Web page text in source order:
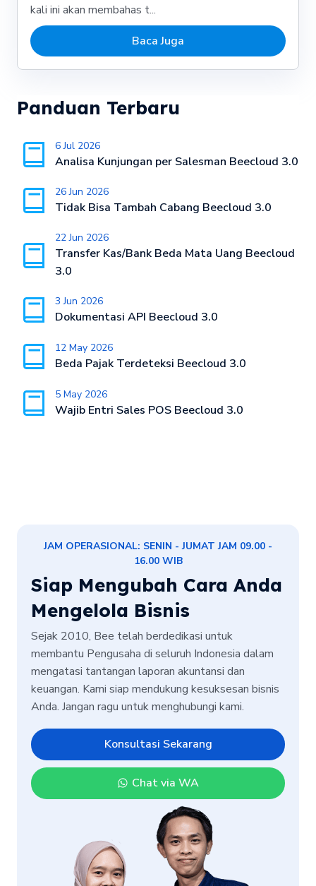
kali ini akan membahas t...
Baca Juga
Panduan Terbaru
6 Jul 2026
Analisa Kunjungan per Salesman Beecloud 3.0
26 Jun 2026
Tidak Bisa Tambah Cabang Beecloud 3.0
22 Jun 2026
Transfer Kas/Bank Beda Mata Uang Beecloud
3.0
3 Jun 2026
Dokumentasi API Beecloud 3.0
12 May 2026
Beda Pajak Terdeteksi Beecloud 3.0
5 May 2026
Wajib Entri Sales POS Beecloud 3.0
JAM OPERASIONAL: SENIN - JUMAT JAM 09.00 -
16.00 WIB
Siap Mengubah Cara Anda
Mengelola Bisnis
Sejak 2010, Bee telah berdedikasi untuk
membantu Pengusaha di seluruh Indonesia dalam
mengatasi tantangan laporan akuntansi dan
keuangan. Kami siap mendukung kesuksesan bisnis
Anda. Jangan ragu untuk menghubungi kami.
Konsultasi Sekarang
Chat via WA